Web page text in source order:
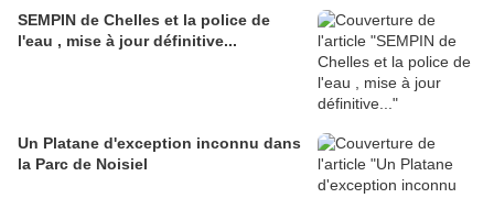
SEMPIN de Chelles et la police de
l'eau , mise à jour définitive...
Un Platane d'exception inconnu dans
la Parc de Noisiel